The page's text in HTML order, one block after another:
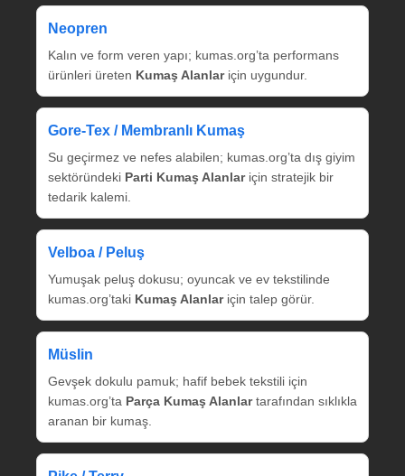
Neopren
Kalın ve form veren yapı; kumas.org’ta performans
ürünleri üreten Kumaş Alanlariçin uygundur.
Gore‑Tex / Membranlı Kumaş
Su geçirmez ve nefes alabilen; kumas.org’ta dış giyim
sektöründeki Parti Kumaş Alanlariçin stratejik bir
tedarik kalemi.
Velboa / Peluş
Yumuşak peluş dokusu; oyuncak ve ev tekstilinde
kumas.org’taki Kumaş Alanlariçin talep görür.
Müslin
Gevşek dokulu pamuk; hafif bebek tekstili için
kumas.org’ta Parça Kumaş Alanlartarafından sıklıkla
aranan bir kumaş.